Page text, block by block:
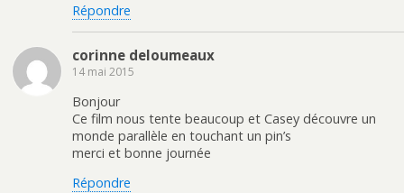
Répondre
corinne deloumeaux
14 mai 2015
Bonjour
Ce film nous tente beaucoup et Casey découvre un
monde parallèle en touchant un pin’s
merci et bonne journée
Répondre